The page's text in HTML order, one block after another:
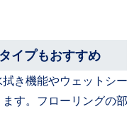
イプもおすすめ
き機能やウェットシー
す。フローリングの部